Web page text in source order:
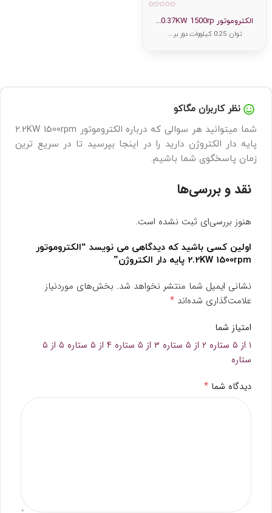
الکتروموتور 0.37KW 1500rp...
توان: 0.25 کیلووات دور بر...
نظر کاربران مگاکو
شما میتوانید هر سوالی که درباره الکتروموتور 2.2KW 1500rpm
پایه دار الکتروژن دارید را در اینجا بپرسید تا در سریع ترین
زمان پاسخگوی شما باشیم.
نقد و بررسی‌ها
هنوز بررسی‌ای ثبت نشده است.
اولین کسی باشید که دیدگاهی می نویسد “الکتروموتور
2.2KW 1500rpm پایه دار الکتروژن”
نشانی ایمیل شما منتشر نخواهد شد. بخش‌های موردنیاز
علامت‌گذاری شده‌اند *
امتیاز شما
۱ از ۵ ستاره
۲ از ۵ ستاره ۳ از ۵ ستاره ۴ از ۵ ستاره
۵ از ۵
ستاره
دیدگاه شما *